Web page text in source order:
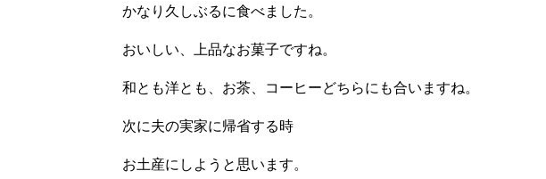
かなり久しぶるに食べました。
おいしい、上品なお菓子ですね。
和とも洋とも、お茶、コーヒーどちらにも合いますね。
次に夫の実家に帰省する時
お土産にしようと思います。